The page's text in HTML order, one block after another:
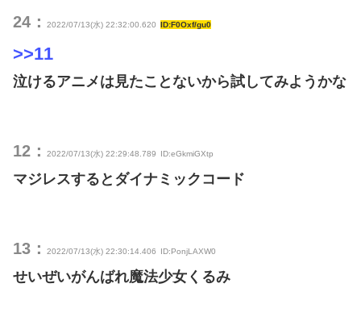
24： 2022/07/13(水) 22:32:00.620 ID:F0Oxf/gu0
>>11
泣けるアニメは見たことないから試してみようかな
12： 2022/07/13(水) 22:29:48.789 ID:eGkmiGXtp
マジレスするとダイナミックコード
13： 2022/07/13(水) 22:30:14.406 ID:PonjLAXW0
せいぜいがんばれ魔法少女くるみ